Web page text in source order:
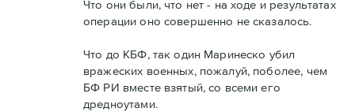
Что они были, что нет - на ходе и результатах
операции оно совершенно не сказалось.
Что до КБФ, так один Маринеско убил
вражеских военных, пожалуй, поболее, чем
БФ РИ вместе взятый, со всеми его
дредноутами.